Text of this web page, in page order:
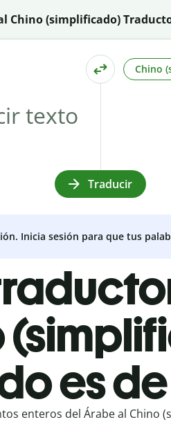
Chino (simplificado)
Chino
Traducir
Inicia sesión para que tus
es
enteros del Árabe al Chino